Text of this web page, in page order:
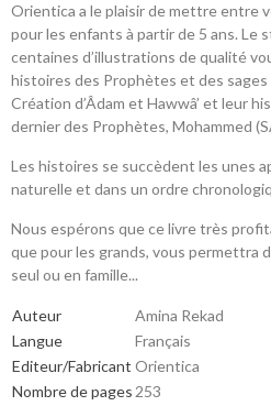
Orientica a le plaisir de mettre entre
pour les enfants à partir de 5 ans. Le
centaines d’illustrations de qualité
histoires des Prophètes et des sages
Création d’Âdam et Hawwâ’ et leur
dernier des Prophètes, Mohammed
Les histoires se succèdent les unes
naturelle et dans un ordre
Nous espérons que ce livre très
que pour les grands, vous permettra
seul ou en famille...
Auteur
Amina Rekad
Langue
Français
Editeur/Fabricant Orientica
Nombre de pages 253